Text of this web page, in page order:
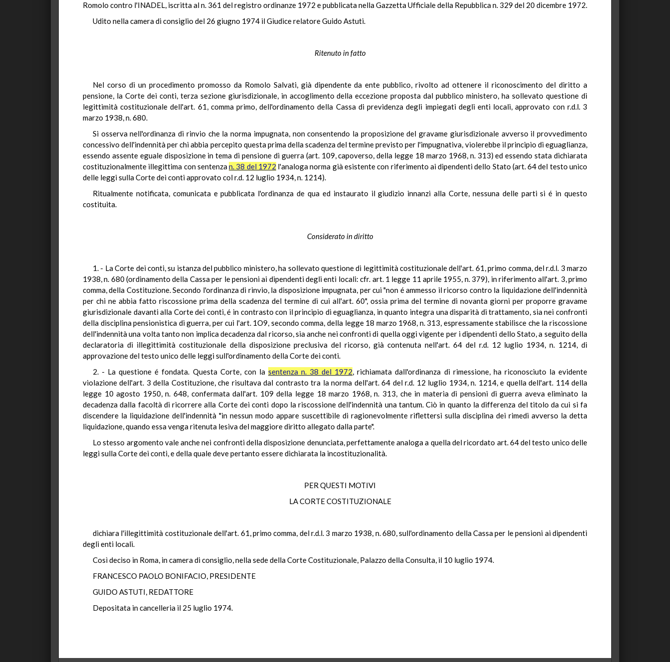
Romolo contro l'INADEL, iscritta al n. 361 del registro ordinanze 1972 e pubblicata nella Gazzetta Ufficiale della Repubblica n. 329 del 20 dicembre 1972.
Udito nella camera di consiglio del 26 giugno 1974 il Giudice relatore Guido Astuti.
Ritenuto in fatto
Nel corso di un procedimento promosso da Romolo Salvati, già dipendente da ente pubblico, rivolto ad ottenere il riconoscimento del diritto a
pensione, la Corte dei conti, terza sezione giurisdizionale, in accoglimento della eccezione proposta dal pubblico ministero, ha sollevato questione di
legittimità costituzionale dell'art. 61, comma primo, dell'ordinamento della Cassa di previdenza degli impiegati degli enti locali, approvato con r.d.l. 3
marzo 1938, n. 680.
Si osserva nell'ordinanza di rinvio che la norma impugnata, non consentendo la proposizione del gravame giurisdizionale avverso il provvedimento
concessivo dell'indennità per chi abbia percepito questa prima della scadenza del termine previsto per l'impugnativa, violerebbe il principio di eguaglianza,
essendo assente eguale disposizione in tema di pensione di guerra (art. 109, capoverso, della legge 18 marzo 1968, n. 313) ed essendo stata dichiarata
costituzionalmente illegittima con sentenzan. 38 del 1972 l'analoga norma già esistente con riferimento ai dipendenti dello Stato (art. 64 del testo unico
delle leggi sulla Corte dei conti approvato col r.d. 12 luglio 1934, n. 1214).
Ritualmente notificata, comunicata e pubblicata l'ordinanza de qua ed instaurato il giudizio innanzi alla Corte, nessuna delle parti si é in questo
costituita.
Considerato in diritto
1. - La Corte dei conti, su istanza del pubblico ministero, ha sollevato questione di legittimità costituzionale dell'art. 61, primo comma, del r.d.l. 3 marzo
1938, n. 680 (ordinamento della Cassa per le pensioni ai dipendenti degli enti locali: cfr. art. 1 legge 11 aprile 1955, n. 379), in riferimento all'art. 3, primo
comma, della Costituzione. Secondo l'ordinanza di rinvio, la disposizione impugnata, per cui "non é ammesso il ricorso contro la liquidazione dell'indennità
per chi ne abbia fatto riscossione prima della scadenza del termine di cui all'art. 60", ossia prima del termine di novanta giorni per proporre gravame
giurisdizionale davanti alla Corte dei conti, é in contrasto con il principio di eguaglianza, in quanto integra una disparità di trattamento, sia nei confronti
della disciplina pensionistica di guerra, per cui l'art. 1O9, secondo comma, della legge 18 marzo 1968, n. 313, espressamente stabilisce che la riscossione
dell'indennità una volta tanto non implica decadenza dal ricorso, sia anche nei confronti di quella oggi vigente per i dipendenti dello Stato, a seguito della
declaratoria di illegittimità costituzionale della disposizione preclusiva del ricorso, già contenuta nell'art. 64 del r.d. 12 luglio 1934, n. 1214, di
approvazione del testo unico delle leggi sull'ordinamento della Corte dei conti.
2. - La questione é fondata. Questa Corte, con la sentenza n. 38 del 1972, richiamata dall'ordinanza di rimessione, ha riconosciuto la evidente
violazione dell'art. 3 della Costituzione, che risultava dal contrasto tra la norma dell'art. 64 del r.d. 12 luglio 1934, n. 1214, e quella dell'art. 114 della
legge 10 agosto 1950, n. 648, confermata dall'art. 109 della legge 18 marzo 1968, n. 313, che in materia di pensioni di guerra aveva eliminato la
decadenza dalla facoltà di ricorrere alla Corte dei conti dopo la riscossione dell'indennità una tantum. Ciò in quanto la differenza del titolo da cui si fa
discendere la liquidazione dell'indennità "in nessun modo appare suscettibile di ragionevolmente riflettersi sulla disciplina dei rimedi avverso la detta
liquidazione, quando essa venga ritenuta lesiva del maggiore diritto allegato dalla parte".
Lo stesso argomento vale anche nei confronti della disposizione denunciata, perfettamente analoga a quella del ricordato art. 64 del testo unico delle
leggi sulla Corte dei conti, e della quale deve pertanto essere dichiarata la incostituzionalità.
PER QUESTI MOTIVI
LA CORTE COSTITUZIONALE
dichiara l'illegittimità costituzionale dell'art. 61, primo comma, del r.d.l. 3 marzo 1938, n. 680, sull'ordinamento della Cassa per le pensioni ai dipendenti
degli enti locali.
Così deciso in Roma, in camera di consiglio, nella sede della Corte Costituzionale, Palazzo della Consulta, il 10 luglio 1974.
FRANCESCO PAOLO BONIFACIO, PRESIDENTE
GUIDO ASTUTI, REDATTORE
Depositata in cancelleria il 25 luglio 1974.